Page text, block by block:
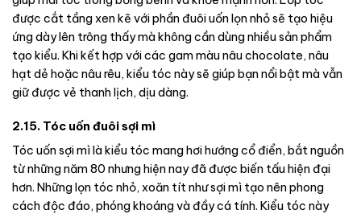
được cắt tầng xen kẽ với phần đuôi uốn lọn nhỏ sẽ tạo hiệu
ứng dày lên trông thấy mà không cần dùng nhiều sản phẩm
tạo kiểu. Khi kết hợp với các gam màu nâu chocolate, nâu
hạt dẻ hoặc nâu rêu, kiểu tóc này sẽ giúp bạn nổi bật mà vẫn
giữ được vẻ thanh lịch, dịu dàng.
2.15. Tóc uốn đuôi sợi mì
Tóc uốn sợi mì là kiểu tóc mang hơi hướng cổ điển, bắt nguồn
từ những năm 80 nhưng hiện nay đã được biến tấu hiện đại
hơn. Những lọn tóc nhỏ, xoăn tít như sợi mì tạo nên phong
cách độc đáo, phóng khoáng và đầy cá tính. Kiểu tóc này